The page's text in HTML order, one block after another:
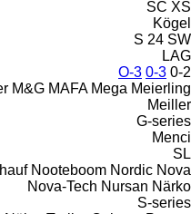
SC XS
Kögel
S 24 SW
LAG
0-2
0-3
O-3
M&G MAFA Mega Meierling
Meiller
G-series
Menci
SL
Nooteboom Nordic Nova
Nova-Tech Nursan Närko
S-series